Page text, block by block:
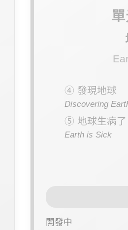
④ 發現地球
Discovering
⑤ 地球生病了
Earth is Sick
開發中